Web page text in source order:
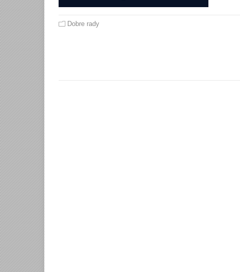
Dobre rady